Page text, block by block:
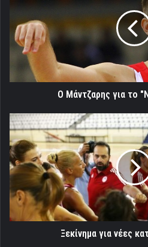
"Ντούντα"
(Video)
Ο Μάντζαρης για το
Ξεκίνημα
για
νέες
κατακτήσεις!
(vid)
Ξεκίνημα για νέες